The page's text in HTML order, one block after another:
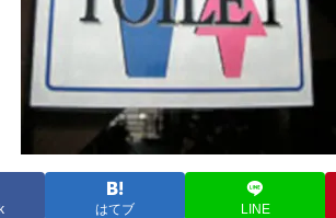
はてブ LINE